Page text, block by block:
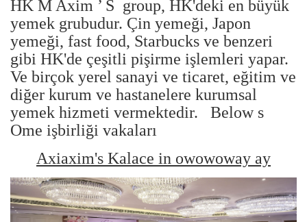
HK M Axim ’ S group, HK'deki en büyük
yemek grubudur. Çin yemeği, Japon
yemeği, fast food, Starbucks ve benzeri
gibi HK'de çeşitli pişirme işlemleri yapar.
Ve birçok yerel sanayi ve ticaret, eğitim ve
diğer kurum ve hastanelere kurumsal
yemek hizmeti vermektedir.
Below s
Ome işbirliği vakaları
Axiaxim's Kalace in owowoway ay